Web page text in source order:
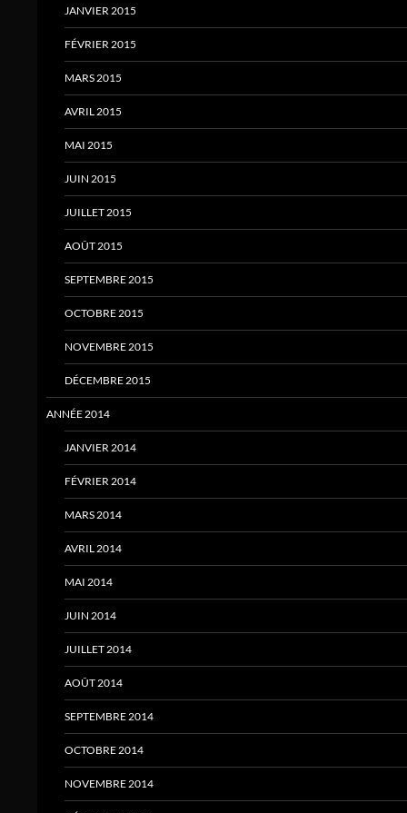
JANVIER 2015
FÉVRIER 2015
MARS 2015
AVRIL 2015
MAI 2015
JUIN 2015
JUILLET 2015
AOÛT 2015
SEPTEMBRE 2015
OCTOBRE 2015
NOVEMBRE 2015
DÉCEMBRE 2015
ANNÉE 2014
JANVIER 2014
FÉVRIER 2014
MARS 2014
AVRIL 2014
MAI 2014
JUIN 2014
JUILLET 2014
AOÛT 2014
SEPTEMBRE 2014
OCTOBRE 2014
NOVEMBRE 2014